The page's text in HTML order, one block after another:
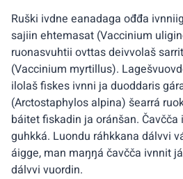
Ruški ivdne eanadaga ođđa
sajiin ehtemasat (Vaccinium
ruonasvuhtii ovttas deivvolaš
(Vaccinium myrtillus).
ilolaš fiskes ivnni ja duoddaris
(Arctostaphylos alpina) šearrá
báitet fiskadin ja oránšan.
guhkká. Luondu ráhkkana dálvvi
áigge, man maŋŋá čavčča ivnnit
dálvvi vuordin.